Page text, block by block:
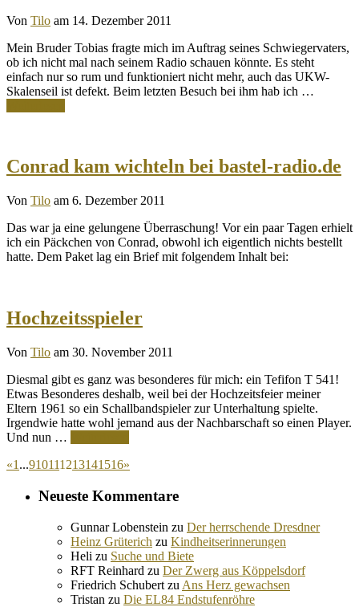
Von Tilo am 14. Dezember 2011
Mein Bruder Tobias fragte mich im Auftrag seines Schwiegervaters,
ob ich nicht mal nach seinem Radio schauen könnte. Es steht
einfach nur so rum und funktioniert nicht mehr, auch das UKW-
Skalenseil ist defekt. Beim letzten Besuch bei ihm hab ich …
Conrad kam wichteln bei bastel-radio.de
Von Tilo am 6. Dezember 2011
Das war ja eine gelungene Überraschung! Vor ein paar Tagen erhielt
ich ein Päckchen von Conrad, obwohl ich eigentlich nichts bestellt
hatte. Dem Paket lag ein Brief mit folgendem Inhalt bei:
Hochzeitsspieler
Von Tilo am 30. November 2011
Diesmal gibt es ganz was besonderes für mich: ein Tefifon T 541!
Etwas Besonderes deshalb, weil bei der Hochzeitsfeier meiner
Eltern 1961 so ein Schallbandspieler zur Unterhaltung spielte.
Irgendwie hatte wohl jemand aus der Nachbarschaft so einen Player.
Und nun …
«1 ...910111213141516»
Neueste Kommentare
Gunnar Lobenstein zu Der herrschende Dresdner
Heinz Grüterich zu Kindheitserinnerungen
Heli zu Suche und Biete
RFT Reinhard zu Der Zwerg aus Köppelsdorf
Friedrich Schubert zu Ans Herz gewachsen
Tristan zu Die EL84 Endstufenröhre